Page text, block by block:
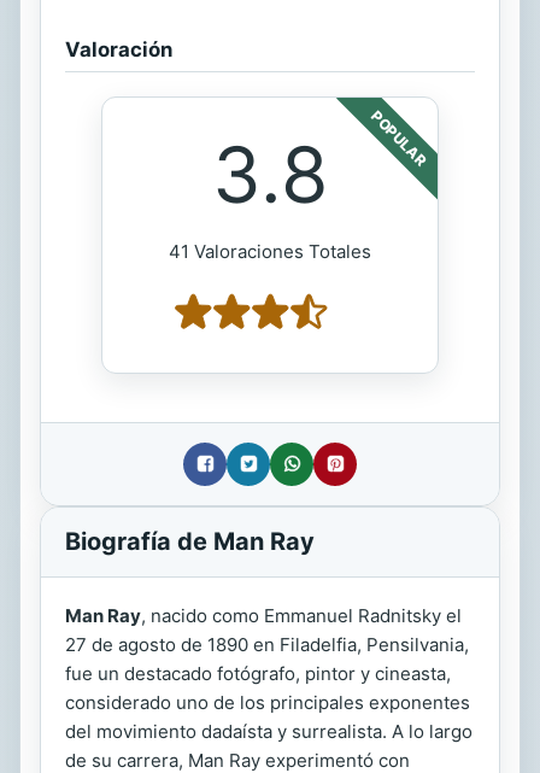
Valoración
POPULAR
3.8
41 Valoraciones Totales
Biografía de Man Ray
Man Ray, nacido como Emmanuel Radnitsky el
27 de agosto de 1890 en Filadelfia, Pensilvania,
fue un destacado fotógrafo, pintor y cineasta,
considerado uno de los principales exponentes
del movimiento dadaísta y surrealista. A lo largo
de su carrera, Man Ray experimentó con